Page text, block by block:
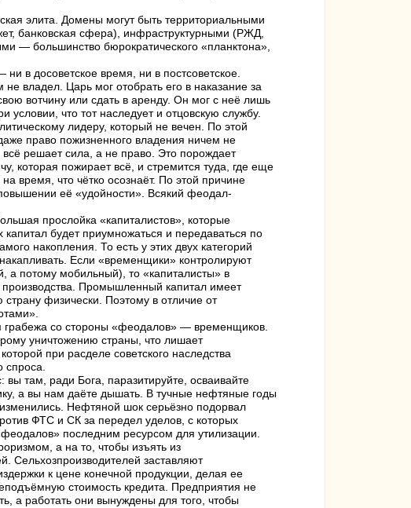
элита. Домены могут быть территориальными
банковская сфера), инфраструктурными (РЖД,
— большинство бюрократического «планктона»,
в досоветское время, ни в постсоветское.
владел. Царь мог отобрать его в наказание за
вотчину или сдать в аренду. Он мог с неё лишь
что тот наследует и отцовскую службу.
лидеру, который не вечен. По этой
право пожизненного владения ничем не
решает сила, а не право. Это порождает
которая пожирает всё, и стремится туда, где еще
время, что чётко осознаёт. По этой причине
её «удойности». Всякий феодал-
прослойка «капиталистов», которые
будет приумножаться и передаваться по
накопления. То есть у этих двух категорий
Если «временщики» контролируют
а потому мобильный), то «капиталисты» в
производства. Промышленный капитал имеет
физически. Поэтому в отличие от
грабежа со стороны «феодалов» — временщиков.
уничтожению страны, что лишает
при расделе советского наследства
спроса.
там, ради Бога, паразитируйте, осваивайте
а вы нам даёте дышать. В тучные нефтяные годы
Нефтяной шок серьёзно подорвал
ФТС и СК за передел уделов, с которых
последним ресурсом для утилизации.
а на то, чтобы изъять из
Сельхозпроизводителей заставляют
к цене конечной продукции, делая ее
стоимость кредита. Предприятия не
а работать они вынуждены для того, чтобы